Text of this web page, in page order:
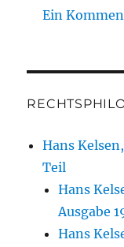
Ein
Hans
Teil
Hans
Ausgabe
Hans